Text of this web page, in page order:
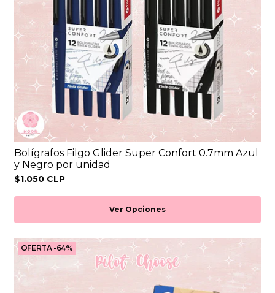
Bolígrafos Filgo Glider Super Confort 0.7mm Azul
y Negro por unidad
$1.050 CLP
Ver Opciones
OFERTA -64%